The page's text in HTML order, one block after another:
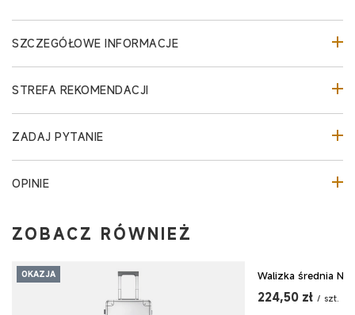
SZCZEGÓŁOWE INFORMACJE
STREFA REKOMENDACJI
ZADAJ PYTANIE
OPINIE
ZOBACZ RÓWNIEŻ
OKAZJA OKAZJA
Walizka średnia
224,50 zł / szt.